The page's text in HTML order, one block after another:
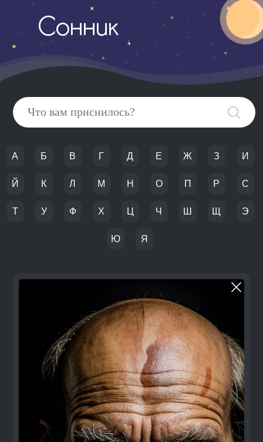
Сонник
А Б В Г Д Е Ж З И
Й К Л М Н О П Р С
Т У Ф Х Ц Ч Ш Щ Э
Ю Я